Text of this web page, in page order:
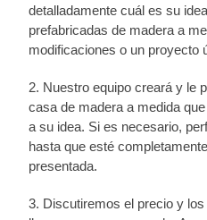
detalladamente cuál es su
prefabricadas de madera a
modificaciones o un proyecto
2. Nuestro equipo creará y le
casa de madera a medida
a su idea. Si es necesario,
hasta que esté
presentada.
3. Discutiremos el precio y